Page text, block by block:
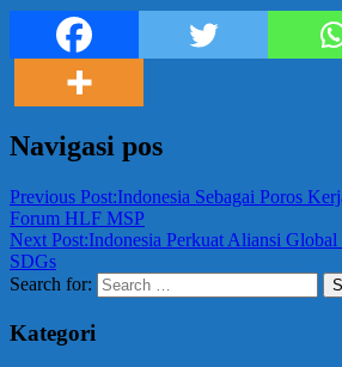
Navigasi pos
Previous Post:Indonesia Sebagai Poros
Forum HLF MSP
Next Post:Indonesia Perkuat Aliansi
SDGs
Search for:
Kategori